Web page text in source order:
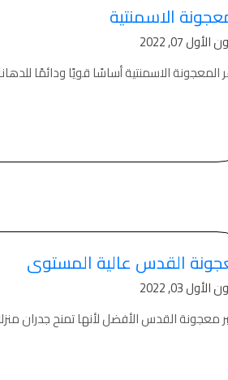
الاسمنتية
07, 2022
المعجونة الاسمنتية أساسًا قويًا ودائمًا
القدس عالية المستوى
03, 2022
معجونة القدس الأفضل لأنها تمنح جدران